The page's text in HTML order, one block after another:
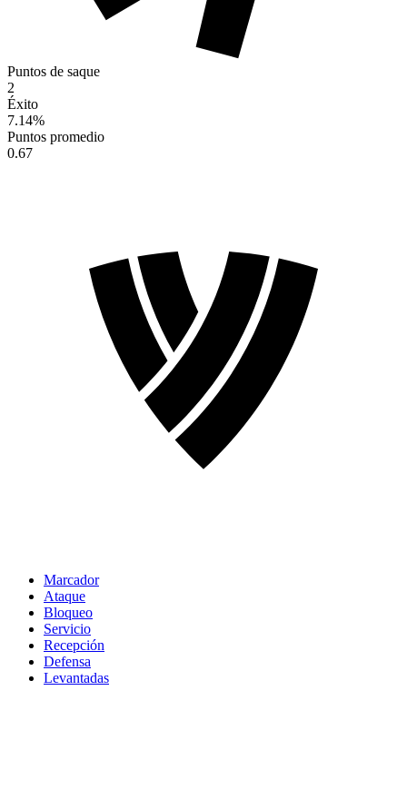
Puntos de saque
2
Éxito
7.14%
Puntos promedio
0.67
Marcador
Ataque
Bloqueo
Servicio
Recepción
Defensa
Levantadas